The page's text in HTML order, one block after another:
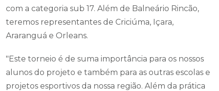
com a categoria sub 17. Além de Balneário Rincão,
teremos representantes de Criciúma, Içara,
Araranguá e Orleans.
"Este torneio é de suma importância para os nossos
alunos do projeto e também para as outras escolas e
projetos esportivos da nossa região. Além da prática